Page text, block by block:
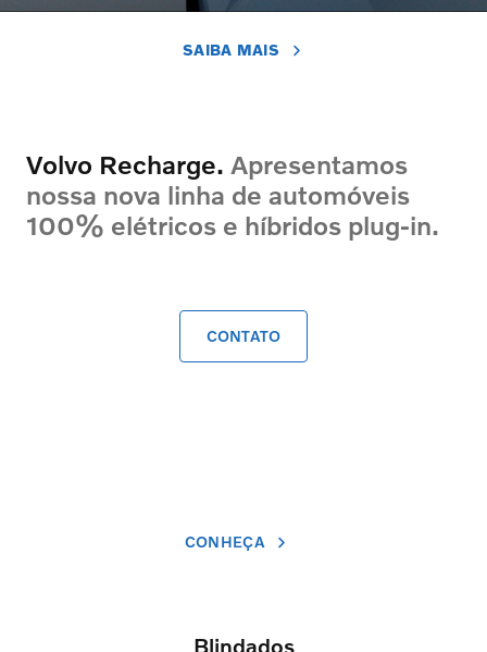
SAIBA MAIS
Volvo Recharge. Apresentamos
nossa nova linha de automóveis
100% elétricos e híbridos plug-in.
CONTATO
CONHEÇA
Blindados